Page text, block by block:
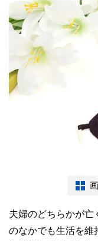
夫婦のどちらかが亡
のなかでも生活を維